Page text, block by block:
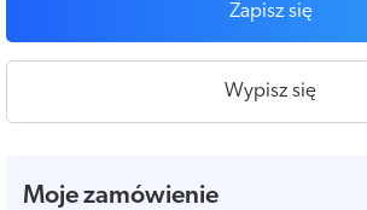
Zapisz się
Wypisz się
Moje zamówienie